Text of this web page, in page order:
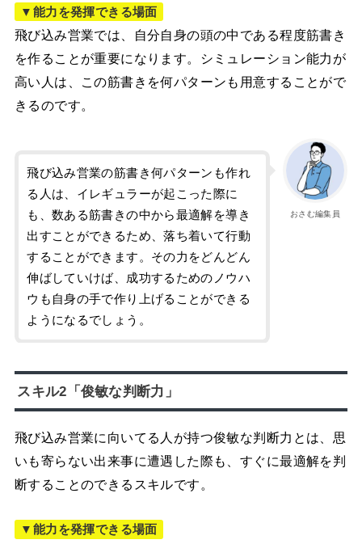
▼能力を発揮できる場面
飛び込み営業では、自分自身の頭の中である程度筋書き
を作ることが重要になります。シミュレーション能力が
高い人は、この筋書きを何パターンも用意することがで
きるのです。
おさむ編集員
飛び込み営業の筋書き何パターンも作れ
る人は、イレギュラーが起こった際に
も、数ある筋書きの中から最適解を導き
出すことができるため、落ち着いて行動
することができます。その力をどんどん
伸ばしていけば、成功するためのノウハ
ウも自身の手で作り上げることができる
ようになるでしょう。
スキル2「俊敏な判断力」
飛び込み営業に向いてる人が持つ俊敏な判断力とは、思
いも寄らない出来事に遭遇した際も、すぐに最適解を判
断することのできるスキルです。
▼能力を発揮できる場面